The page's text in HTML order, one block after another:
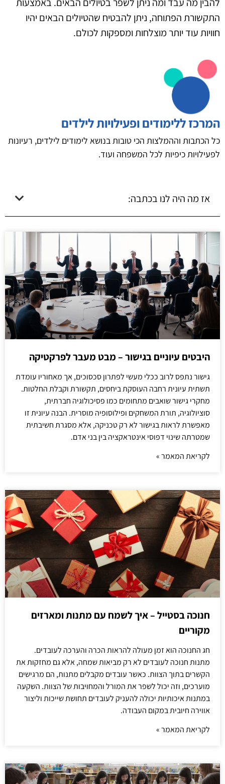
להבין מה עבד ומה ניתן לשפר בטיולים הבאים. באמצעות
התקשורת הפתוחה, ניתן להבטיח שהטיולים הבאים יהיו
חוויות עוד יותר מוצלחות ומספקות לכולם.
המרכז ללימודים ופעילויות לילדים
כל הכתבות וההמלצות הכי טובות בנושא לימודים לילדים, רעיונות
לפעילויות כיפיות לכל המשפחה ועוד.
אז מה היה לנו בכתבה:
היבטים עיוניים בגישור – מבט מעבר לפרקטיקה
גישור נתפס לרוב ככלי מעשי לפתרון סכסוכים, אך מאחוריו עומדת
תשתית עיונית רחבה העוסקת ביחסים, תקשורת וקבלת החלטות.
מחקרי גישור שואבים מתחומים כמו פסיכולוגיה חברתית,
סוציולוגיה, תורת המשחקים ופילוסופיה מוסרית. הבנה עיונית זו
מאפשרת לראות בגישור לא רק טכניקה, אלא מסגרת חשיבתית
שמטרתה שינוי דפוסי אינטראקציה בין בני אדם.
לקריאת המאמר »
חנוכה בסטייל – איך לשמח עם מתנות ומארזים
מקוריים
חג החנוכה הוא זמן מעולה להראות הכרה והערכה לעובדים.
מתנות חנוכה לעובדים לא רק מביאות שמחה, אלא גם מחזקות את
הקשרים בתוך הצוות. כאשר עובדים מקבלים מתנות, הם מרגישים
מוערכים, וזה יכול לשפר את המורל והמחויבות של הצוות. השקעה
במתנות איכותיות יכולה להעניק לעובדים תחושת שייכות וליצור
אווירה חיובית במקום העבודה.
לקריאת המאמר »